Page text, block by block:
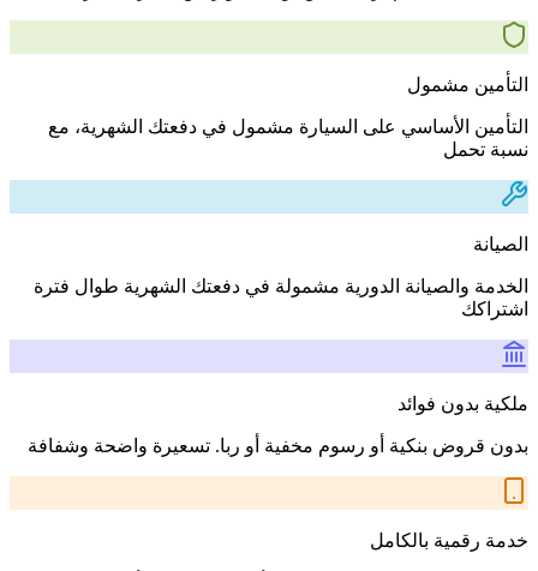
التأمين مشمول
التأمين الأساسي على السيارة مشمول في دفعتك الشهرية، مع
نسبة تحمل
الصيانة
الخدمة والصيانة الدورية مشمولة في دفعتك الشهرية طوال فترة
اشتراكك
ملكية بدون فوائد
بدون قروض بنكية أو رسوم مخفية أو ربا. تسعيرة واضحة وشفافة
خدمة رقمية بالكامل